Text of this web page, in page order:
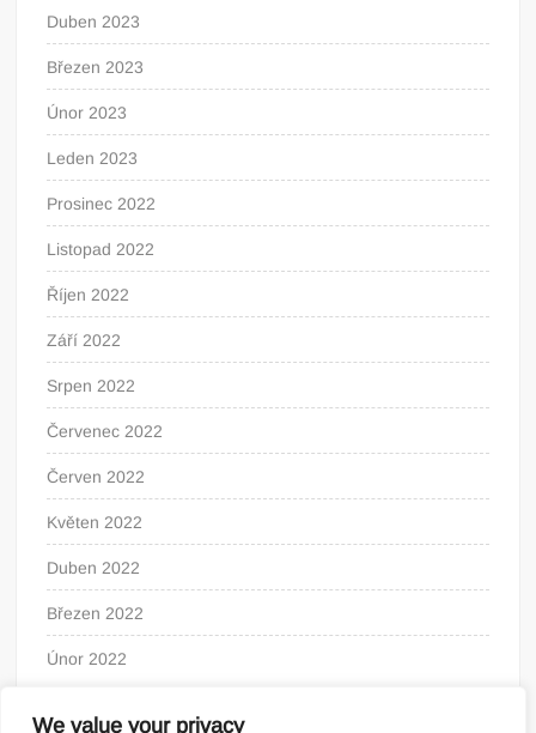
We value your privacy
Duben 2023
Březen 2023
Únor 2023
Leden 2023
Prosinec 2022
Listopad 2022
Říjen 2022
Září 2022
Srpen 2022
Červenec 2022
Červen 2022
Květen 2022
Duben 2022
Březen 2022
Únor 2022